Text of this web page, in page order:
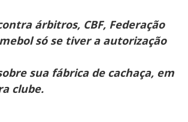
árbitros, CBF, Federação
só se tiver a autorização
sua fábrica de cachaça, em
clube.